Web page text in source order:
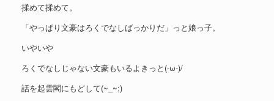
揉めて揉めて。
「やっぱり文豪はろくでなしばっかりだ」っと娘っ子。
いやいや
ろくでなしじゃない文豪もいるよきっと(-ω-)/
話を起雲閣にもどして(~_~;)